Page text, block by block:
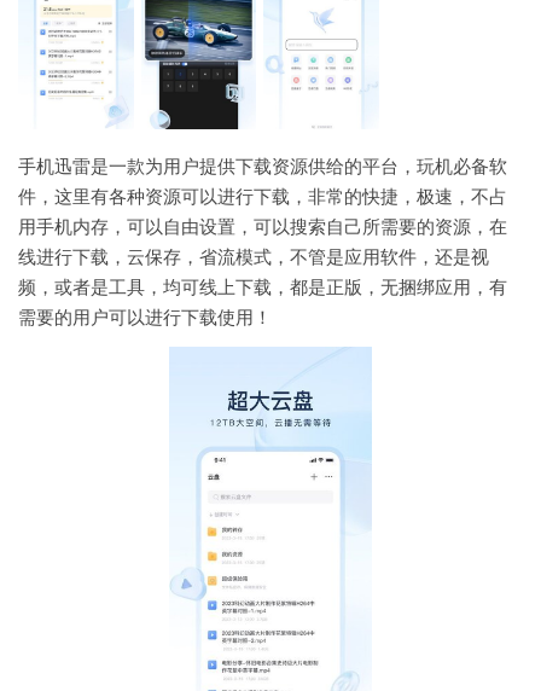
手机迅雷是一款为用户提供下载资源供给的平台，玩机必备软
件，这里有各种资源可以进行下载，非常的快捷，极速，不占
用手机内存，可以自由设置，可以搜索自己所需要的资源，在
线进行下载，云保存，省流模式，不管是应用软件，还是视
频，或者是工具，均可线上下载，都是正版，无捆绑应用，有
需要的用户可以进行下载使用！